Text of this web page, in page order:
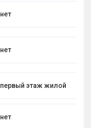
нет
нет
первый этаж жилой
нет